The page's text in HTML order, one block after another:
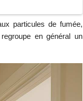
particules de fumée,
en général un